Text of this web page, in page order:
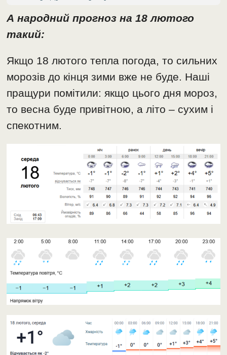
А народний прогноз на 18 лютого
такий:
Якщо 18 лютого тепла погода, то сильних
морозів до кінця зими вже не буде. Наші
пращури помітили: якщо цього дня мороз,
то весна буде привітною, а літо – сухим і
спекотним.